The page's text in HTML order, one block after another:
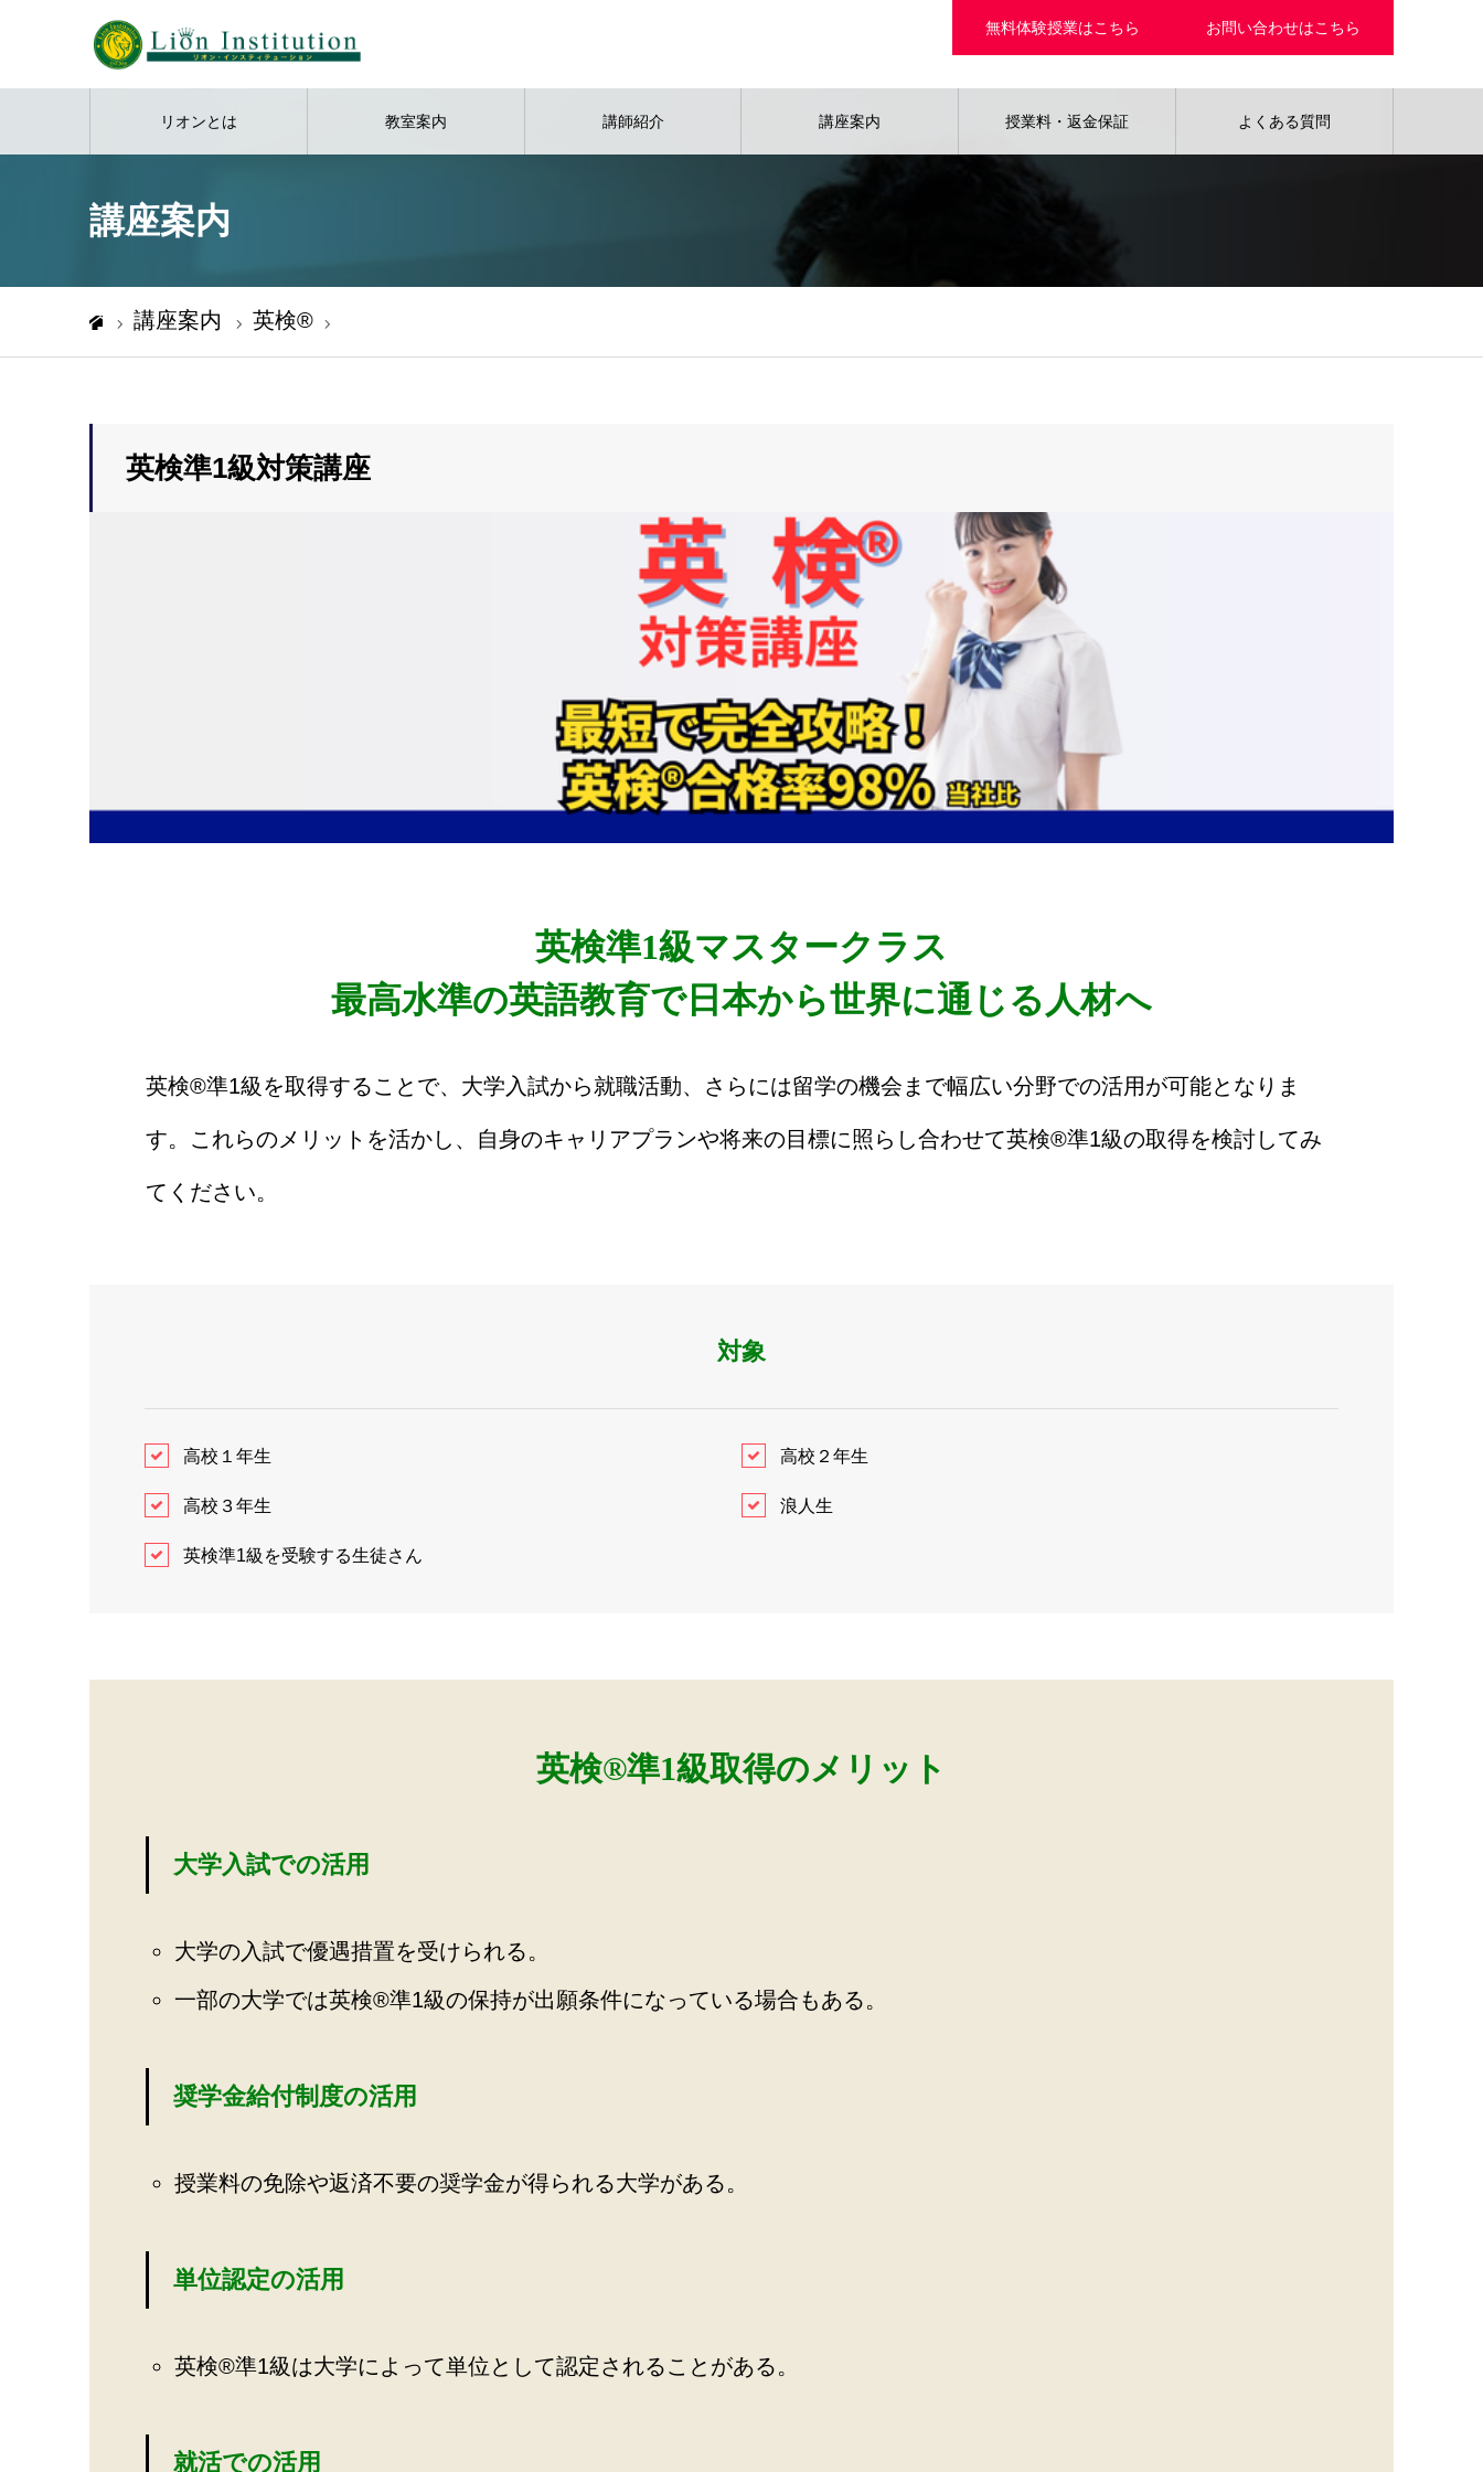
無料体験授業はこちら お問い合わせはこちら
リオンとは 教室案内 講師紹介 講座案内 授業料・返金保証 よくある質問
講座案内
講座案内 英検®️
英検準1級対策講座
英検準1級マスタークラス
最高水準の英語教育で日本から世界に通じる人材へ
英検®️準1級を取得することで、大学入試から就職活動、さらには留学の機会まで幅広い分野での活用が可能となりま
す。これらのメリットを活かし、自身のキャリアプランや将来の目標に照らし合わせて英検®️準1級の取得を検討してみ
てください。
対象
高校１年生 高校２年生
高校３年生 浪人生
英検準1級を受験する生徒さん
英検®️準1級取得のメリット
大学入試での活用
大学の入試で優遇措置を受けられる。
一部の大学では英検®️準1級の保持が出願条件になっている場合もある。
奨学金給付制度の活用
授業料の免除や返済不要の奨学金が得られる大学がある。
単位認定の活用
英検®️準1級は大学によって単位として認定されることがある。
就活での活用